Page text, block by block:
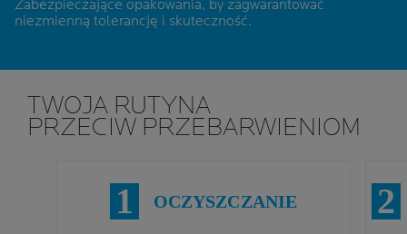
Zabezpieczające opakowania, by zagwarantować
niezmienną tolerancję i skuteczność.
TWOJA RUTYNA
PRZECIW PRZEBARWIENIOM
1 OCZYSZCZANIE 2